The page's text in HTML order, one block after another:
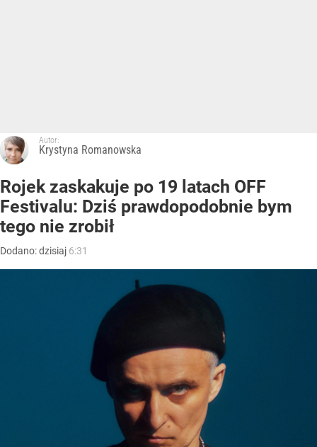
Autor:
Krystyna Romanowska
Rojek zaskakuje po 19 latach OFF
Festivalu: Dziś prawdopodobnie bym
tego nie zrobił
Dodano:dzisiaj 6:31